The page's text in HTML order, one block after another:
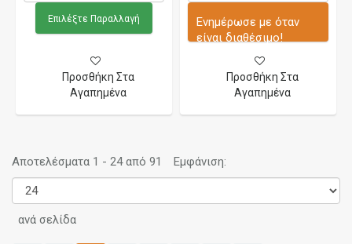
Επιλέξτε Παραλλαγή
Προσθήκη Στα
Αγαπημένα
Ενημέρωσε με όταν
είναι διαθέσιμο!
Προσθήκη Στα
Αγαπημένα
Αποτελέσματα 1 - 24 από 91 Εμφάνιση:
ανά σελίδα